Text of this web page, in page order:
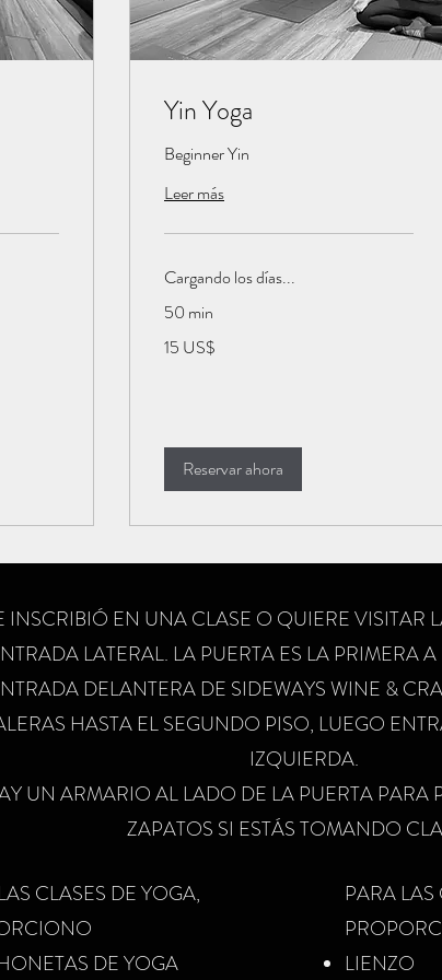
Yin Yoga
Beginner Yin
Leer más
Cargando los días...
50 min
dólares
15 US$
Reservar ahora
INSCRIBIÓ EN UNA CLASE O QUIERE VISITAR
LATERAL. LA PUERTA ES LA PRIMERA
DELANTERA DE SIDEWAYS WINE &
HASTA EL SEGUNDO PISO, LUEGO
IZQUIERDA.
UN ARMARIO AL LADO DE LA PUERTA PARA
ZAPATOS SI ESTÁS TOMANDO
CLASES DE YOGA,
DE YOGA
PARA
LIENZO